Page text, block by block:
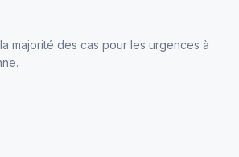
majorité des cas pour les urgences à